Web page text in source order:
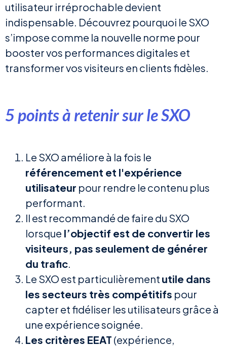
utilisateur irréprochable devient
indispensable. Découvrez pourquoi le SXO
s’impose comme la nouvelle norme pour
booster vos performances digitales et
transformer vos visiteurs en clients fidèles.
5 points à retenir sur le SXO
Le SXO améliore à la fois le
référencement et l'expérience
utilisateur pour rendre le contenu plus
performant.
Il est recommandé de faire du SXO
lorsque l’objectif est de convertir les
visiteurs, pas seulement de générer
du trafic.
Le SXO est particulièrement utile dans
les secteurs très compétitifs pour
capter et fidéliser les utilisateurs grâce à
une expérience soignée.
Les critères EEAT (expérience,